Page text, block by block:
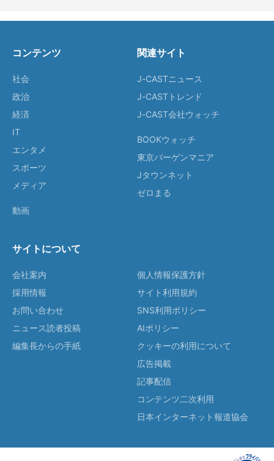
コンテンツ
社会
政治
経済
IT
エンタメ
スポーツ
メディア
動画
関連サイト
J-CASTニュース
J-CASTトレンド
J-CAST会社ウォッチ
BOOKウォッチ
東京バーゲンマニア
Jタウンネット
ゼロまる
サイトについて
会社案内
採用情報
お問い合わせ
ニュース読者投稿
編集長からの手紙
個人情報保護方針
サイト利用規約
SNS利用ポリシー
AIポリシー
クッキーの利用について
広告掲載
記事配信
コンテンツ二次利用
日本インターネット報道協会